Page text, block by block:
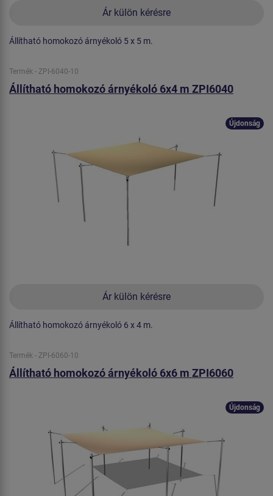
Ár külön kérésre
Állítható homokozó árnyékoló 5 x 5 m.
Termék - ZPI-6040-10
Állítható homokozó árnyékoló 6x4 m ZPI6040
Ár külön kérésre
Újdonság
Állítható homokozó árnyékoló 6 x 4 m.
Termék - ZPI-6060-10
Állítható homokozó árnyékoló 6x6 m ZPI6060
Újdonság